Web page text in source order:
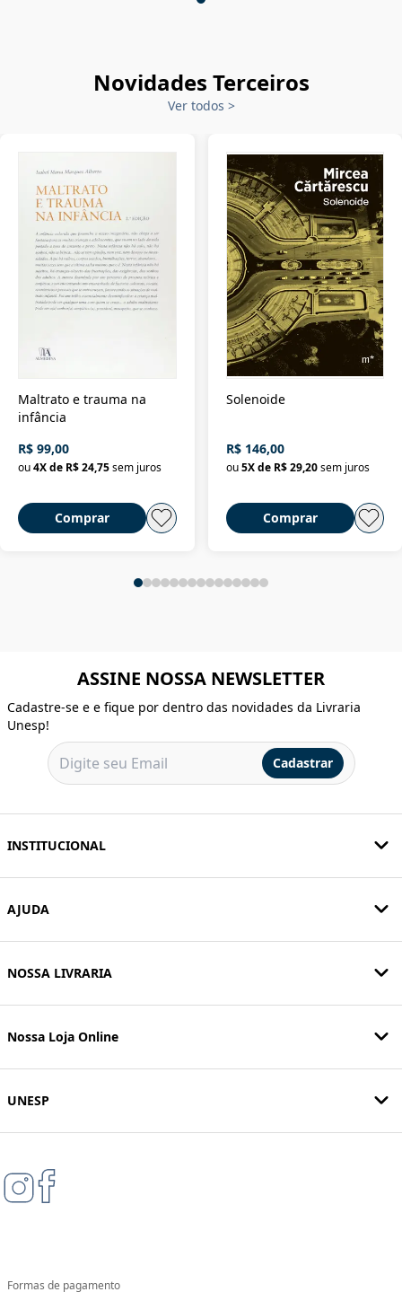
Novidades Terceiros
Ver todos >
Maltrato e trauma na
infância
R$ 99,00
ou4X de R$ 24,75sem juros
Comprar
Solenoide
R$ 146,00
ou 5X de R$ 29,20 sem juros
Comprar
ASSINE NOSSA NEWSLETTER
Cadastre-se e e fique por dentro das novidades da Livraria
Unesp!
Cadastrar
INSTITUCIONAL
AJUDA
NOSSA LIVRARIA
Nossa Loja Online
UNESP
Formas de pagamento